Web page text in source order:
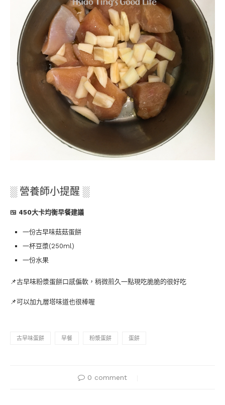
░ 營養師小提醒 ░
🍱 450大卡均衡早餐建議
一份古早味菇菇蛋餅
一杯豆漿(250ml)
一份水果
📌古早味粉漿蛋餅口感偏軟，稍微煎久一點現吃脆脆的很好吃
📌可以加九層塔味道也很棒喔
古早味蛋餅 早餐 粉漿蛋餅 蛋餅
0 comment